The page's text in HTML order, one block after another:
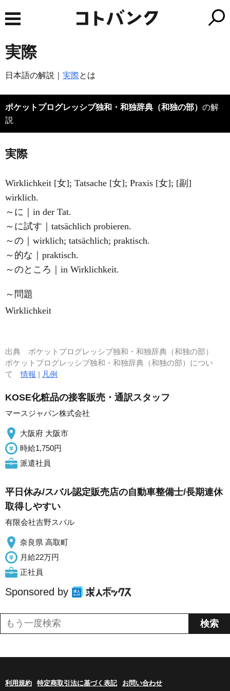
実際
日本語の解説｜ 実際とは
ポケットプログレッシブ独和・和独辞典（和独の部） の解
説
実際
Wirklichkeit [女]; Tatsache [女]; Praxis [女]; [副]
wirklich.
～に｜in der Tat.
～に試す｜tatsächlich probieren.
～の｜wirklich; tatsächlich; praktisch.
～的な｜praktisch.
～のところ｜in Wirklichkeit.
～問題
Wirklichkeit
出典 ポケットプログレッシブ独和・和独辞典（和独の部）
ポケットプログレッシブ独和・和独辞典（和独の部）につい
て情報 | 凡例
KOSE化粧品の接客販売・通訳スタッフ
マースジャパン株式会社
大阪府 大阪市
時給1,750円
派遣社員
平日休み/スバル認定販売店の自動車整備士/長期連休
取得しやすい
有限会社吉野スバル
奈良県 高取町
月給22万円
正社員
Sponsored by
利用規約 特定商取引法に基づく表記 お問い合わせ